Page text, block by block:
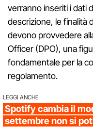
verranno inseriti i dati
descrizione, le finalità
devono provvedere
Officer (DPO), una
fondamentale per la
regolamento.
LEGGI ANCHE
Spotify cambia il
settembre non si